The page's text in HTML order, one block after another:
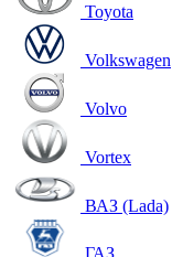
Toyota
Volkswagen
Volvo
Vortex
ВАЗ (Lada)
ГАЗ